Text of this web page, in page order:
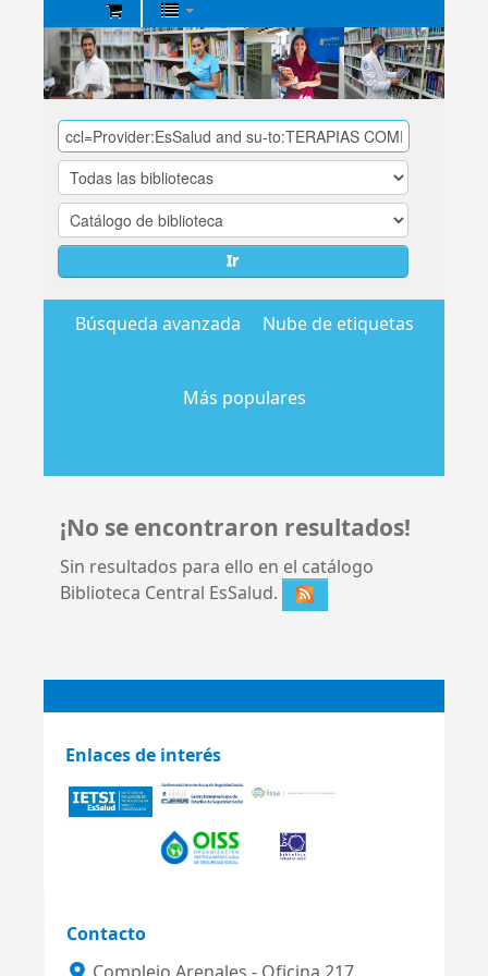
Biblioteca
Central
EsSalud
Ir
Búsqueda avanzada Nube de etiquetas
Más populares
¡No se encontraron resultados!
Sin resultados para ello en el catálogo
Biblioteca Central EsSalud.
Enlaces de interés
Contacto